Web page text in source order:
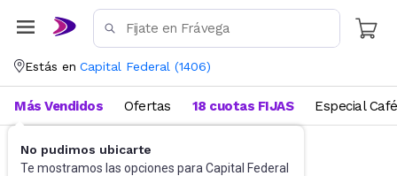
Estás en Capital Federal (1406)
No pudimos ubicarte
Te mostramos las opciones para Capital Federal
Más Vendidos Ofertas 18 cuotas FIJAS Especial Café
Masajeadores Masajeadores portátiles